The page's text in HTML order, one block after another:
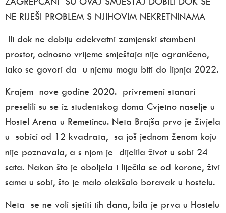
NE RIJEŠI PROBLEM S NJIHOVIM NEKRETNINAMA
Ili dok ne dobiju adekvatni zamjenski stambeni
prostor, odnosno vrijeme smještaja nije ograničeno,
iako se govori da u njemu mogu biti do lipnja 2022.
Krajem nove godine 2020. privremeni stanari
preselili su se iz studentskog doma Cvjetno naselje u
Hostel Arena u Remetincu. Neta Brajša prvo je živjela
u sobici od 12 kvadrata, sa još jednom ženom koju
nije poznavala, a s njom je dijelila život u sobi 24
sata. Nakon što je oboljela i liječila se od korone, živi
sama u sobi, što je malo olakšalo boravak u hostelu.
Neta se ne voli sjetiti tih dana, bila je prva u Hostelu